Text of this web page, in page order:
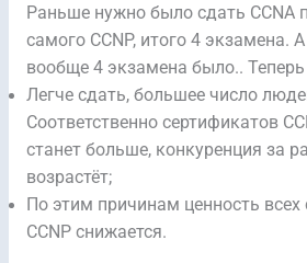
Раньше нужно было сдать CCNA
самого CCNP, итого 4 экзамена.
вообще 4 экзамена было.. Теперь
Легче сдать, большее число
Соответственно сертификатов
станет больше, конкуренция за
возрастёт;
По этим причинам ценность всех
CCNP снижается.